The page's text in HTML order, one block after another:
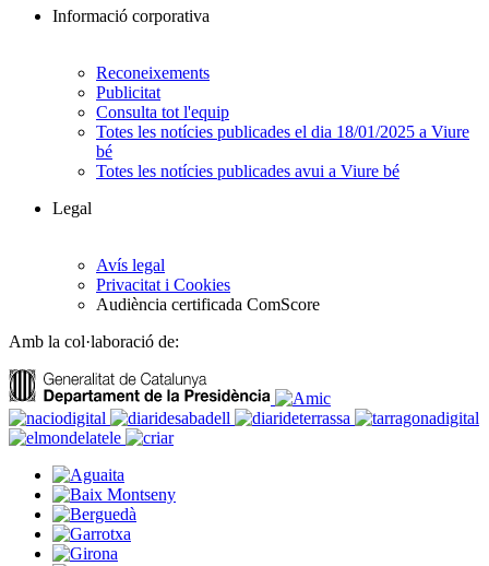
Informació corporativa
Reconeixements
Publicitat
Consulta tot l'equip
Totes les notícies publicades el dia 18/01/2025 a Viure
bé
Totes les notícies publicades avui a Viure bé
Legal
Avís legal
Privacitat i Cookies
Audiència certificada ComScore
Amb la col·laboració de: